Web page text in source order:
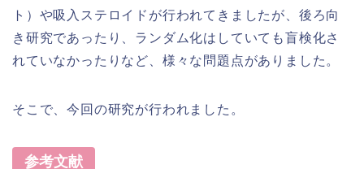
ト）や吸入ステロイドが行われてきましたが、後ろ向
き研究であったり、ランダム化はしていても盲検化さ
れていなかったりなど、様々な問題点がありました。
そこで、今回の研究が行われました。
参考文献